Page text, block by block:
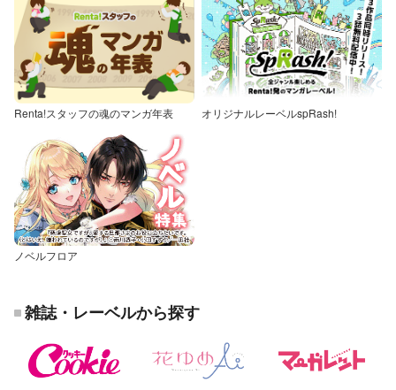
Renta!スタッフの魂のマンガ年表 オリジナルレーベルspRash!
ノベルフロア
雑誌・レーベルから探す